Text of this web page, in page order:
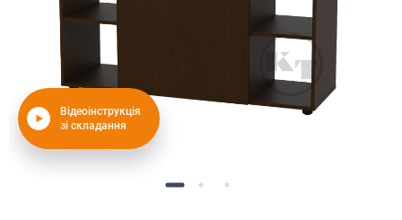
Відеоінструкція
зі складання